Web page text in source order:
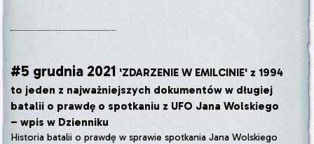
#5 grudnia 2021 'ZDARZENIE W EMILCINIE' z 1994
to jeden z najważniejszych dokumentów w długiej
batalii o prawdę o spotkaniu z UFO Jana Wolskiego
– wpis w Dzienniku
Historia batalii o prawdę w sprawie spotkania Jana Wolskiego